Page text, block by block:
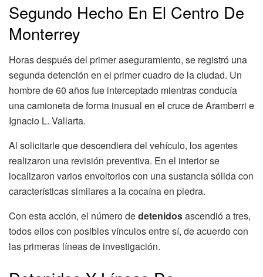
Segundo Hecho En El Centro De
Monterrey
Horas después del primer aseguramiento, se registró una
segunda detención en el primer cuadro de la ciudad. Un
hombre de 60 años fue interceptado mientras conducía
una camioneta de forma inusual en el cruce de Aramberri e
Ignacio L. Vallarta.
Al solicitarle que descendiera del vehículo, los agentes
realizaron una revisión preventiva. En el interior se
localizaron varios envoltorios con una sustancia sólida con
características similares a la cocaína en piedra.
Con esta acción, el número dedetenidosascendió a tres,
todos ellos con posibles vínculos entre sí, de acuerdo con
las primeras líneas de investigación.